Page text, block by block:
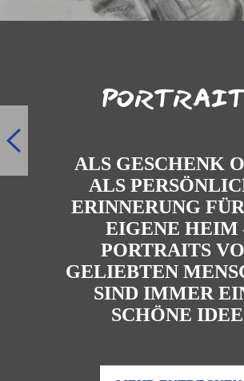
ALS GESCHENK
ALS
ERINNERUNG
EIGENE HEIM
PORTRAITS
GELIEBTEN
SIND IMMER
SCHÖNE